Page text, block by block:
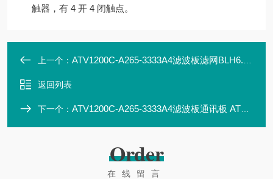
触器，有 4 开 4 闭触点。
上一个： ATV1200C-A265-3333A4滤波板滤网BLH6.437.052
返回列表
下一个： ATV1200C-A265-3333A4滤波板通讯板 ATV1200C-5.561.063G
Order
在线留言